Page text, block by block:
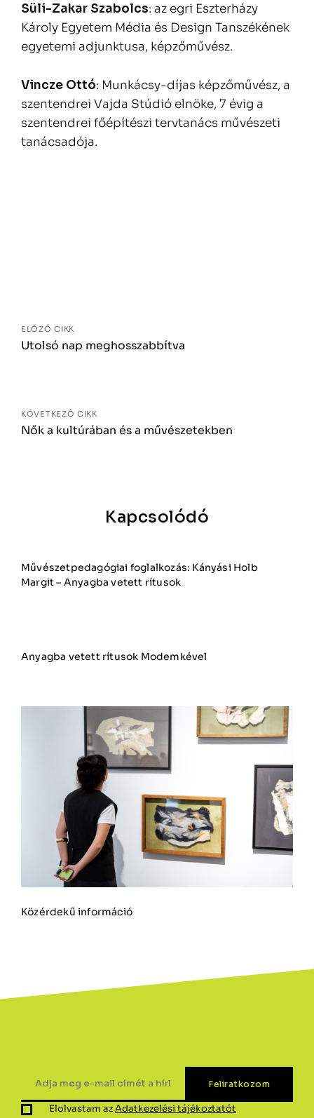
Süli-Zakar Szabolcs: az egri Eszterházy
Károly Egyetem Média és Design Tanszékének
egyetemi adjunktusa, képzőművész.
Vincze Ottó: Munkácsy-díjas képzőművész, a
szentendrei Vajda Stúdió elnöke, 7 évig a
szentendrei főépítészi tervtanács művészeti
tanácsadója.
ELŐZŐ CIKK
Utolsó nap meghosszabbítva
KÖVETKEZŐ CIKK
Nők a kultúrában és a művészetekben
Kapcsolódó
Művészetpedagógiai foglalkozás: Kányási Holb
Margit – Anyagba vetett rítusok
Anyagba vetett rítusok Modemkével
Közérdekű információ
Elolvastam azAdatkezelési tájékoztatót